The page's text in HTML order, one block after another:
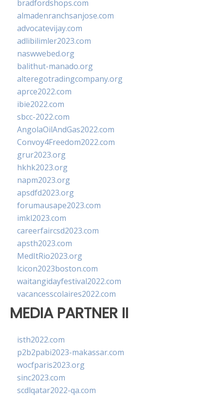
bradfordshops.com
almadenranchsanjose.com
advocatevijay.com
adlibilimler2023.com
naswwebed.org
balithut-manado.org
alteregotradingcompany.org
aprce2022.com
ibie2022.com
sbcc-2022.com
AngolaOilAndGas2022.com
Convoy4Freedom2022.com
grur2023.org
hkhk2023.org
napm2023.org
apsdfd2023.org
forumausape2023.com
imkl2023.com
careerfaircsd2023.com
apsth2023.com
MedItRio2023.org
lcicon2023boston.com
waitangidayfestival2022.com
vacancesscolaires2022.com
MEDIA PARTNER II
isth2022.com
p2b2pabi2023-makassar.com
wocfparis2023.org
sinc2023.com
scdlqatar2022-qa.com